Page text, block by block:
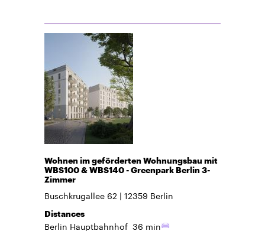
Wohnen im geförderten Wohnungsbau mit
WBS100 & WBS140 - Greenpark Berlin 3-
Zimmer
Buschkrugallee 62 12359 Berlin
Distances
Berlin Hauptbahnhof 36 min